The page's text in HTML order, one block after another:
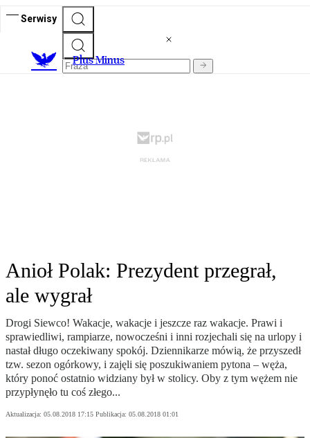
Serwisy
Plus Minus
Anioł Polak: Prezydent przegrał,
ale wygrał
Drogi Siewco! Wakacje, wakacje i jeszcze raz wakacje. Prawi i
sprawiedliwi, rampiarze, nowocześni i inni rozjechali się na urlopy i
nastał długo oczekiwany spokój. Dziennikarze mówią, że przyszedł
tzw. sezon ogórkowy, i zajęli się poszukiwaniem pytona – węża,
który ponoć ostatnio widziany był w stolicy. Oby z tym wężem nie
przypłynęło tu coś złego...
Aktualizacja: 05.08.2018 17:15 Publikacja: 05.08.2018 01:01